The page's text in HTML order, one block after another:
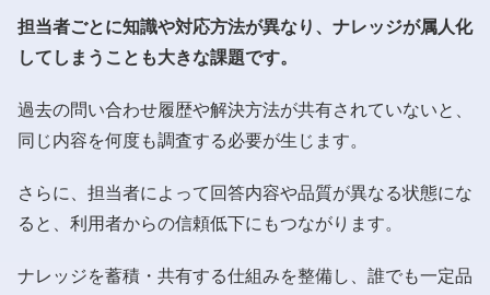
担当者ごとに知識や対応方法が異なり、ナレッジが属人化
してしまうことも大きな課題です。
過去の問い合わせ履歴や解決方法が共有されていないと、
同じ内容を何度も調査する必要が生じます。
さらに、担当者によって回答内容や品質が異なる状態にな
ると、利用者からの信頼低下にもつながります。
ナレッジを蓄積・共有する仕組みを整備し、誰でも一定品